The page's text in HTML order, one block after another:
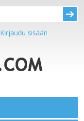
Kirjaudu sisään